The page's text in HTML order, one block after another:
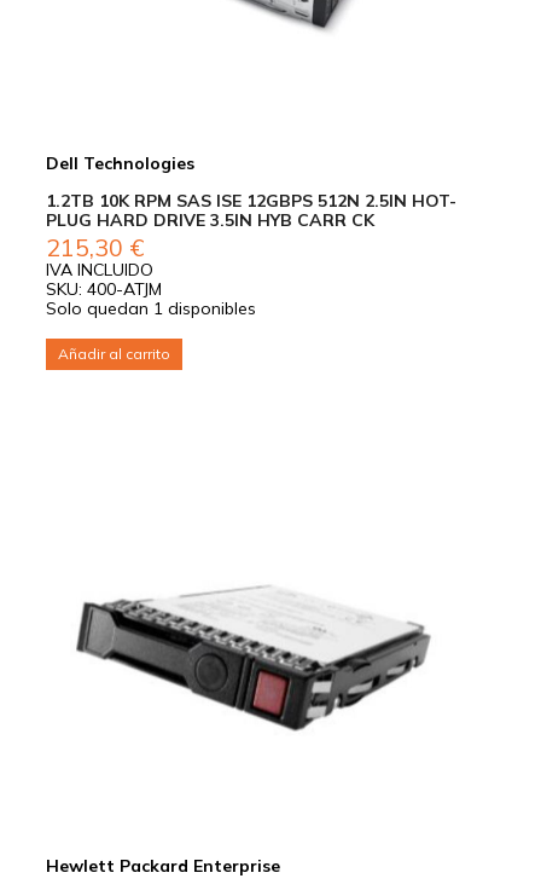
Dell Technologies
1.2TB 10K RPM SAS ISE 12GBPS 512N 2.5IN HOT-
PLUG HARD DRIVE 3.5IN HYB CARR CK
215,30 €
IVA INCLUIDO
SKU: 400-ATJM
Solo quedan 1 disponibles
Añadir al carrito
Hewlett Packard Enterprise